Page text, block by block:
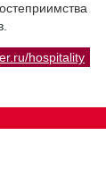
hospitality